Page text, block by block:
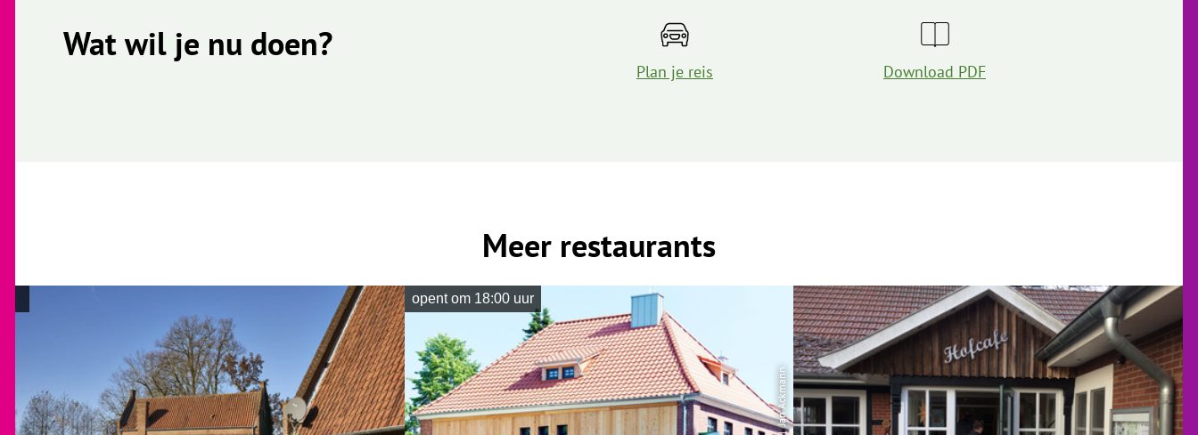
Wat wil je nu doen?
Plan je reis Download PDF
Meer restaurants
opent om 18:00 uur
| Jan Ackmann